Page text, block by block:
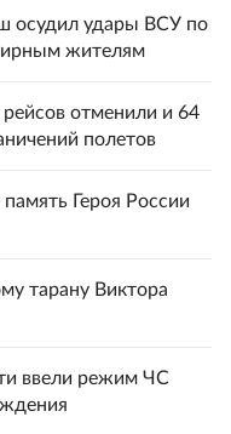
осудил удары ВСУ по
жителям
отменили и 64
полетов
Героя России
тарану Виктора
ввели режим ЧС